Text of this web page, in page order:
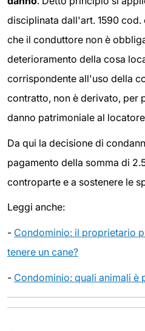
disciplinata dall'art. 1590 cod.
che il conduttore non è
deterioramento della cosa
corrispondente all'uso della
contratto, non è derivato, per
danno patrimoniale al
Da qui la decisione di
pagamento della somma di
controparte e a sostenere le
Leggi anche:
- Condominio: il proprietario
tenere un cane?
- Condominio: quali animali è